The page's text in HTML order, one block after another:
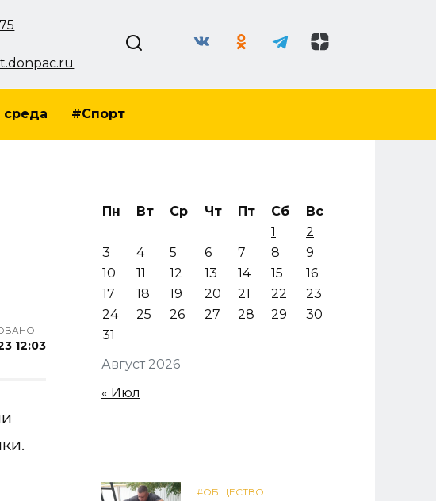
#Спорт
12:03
Август 2026
Пн Вт Ср Чт Пт Сб
Вс
1
2
3
4 5 6 7 8
9
10
11 12 13 14 15
16
17
18 19 20 21 22
23
24
25 26 27 28 29
30
31
« Июл
#ОБЩЕСТВО